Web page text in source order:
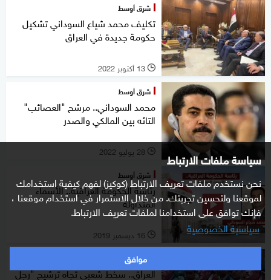
سياسة ملفات الارتباط
نحن نستخدم ملفات تعريف الارتباط (كوكيز) لفهم كيفية استخدامك
لموقعنا ولتحسين تجربتك. من خلال الاستمرار في استخدام موقعنا ،
فإنك توافق على استخدامنا لملفات تعريف الارتباط.
سياسية الخصوصية
موافق
شرق أوسط
تكليف محمد شياع السوداني تشكيل
حكومة جديدة في العراق
l 13 أكتوبر 2022
شرق أوسط
محمد السوداني.. مرشح "العصائب"
التائه بين المالكي والصدر
l 28 يوليو 2022
شرق أوسط
رئاسة الحكومة العراقية.. الأسماء
المتداولة
l 16 ديسمبر 2019
شرق أوسط
العراق.. سخط شعبي تجاه ترشيح "رجل